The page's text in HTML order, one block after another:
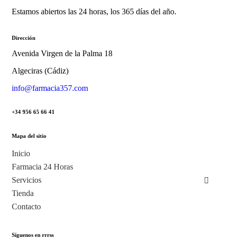
Estamos abiertos las 24 horas, los 365 días del año.
Dirección
Avenida Virgen de la Palma 18
Algeciras (Cádiz)
info@farmacia357.com
+34 956 65 66 41
Mapa del sitio
Inicio
Farmacia 24 Horas
Servicios
Tienda
Contacto
Síguenos en rrrss